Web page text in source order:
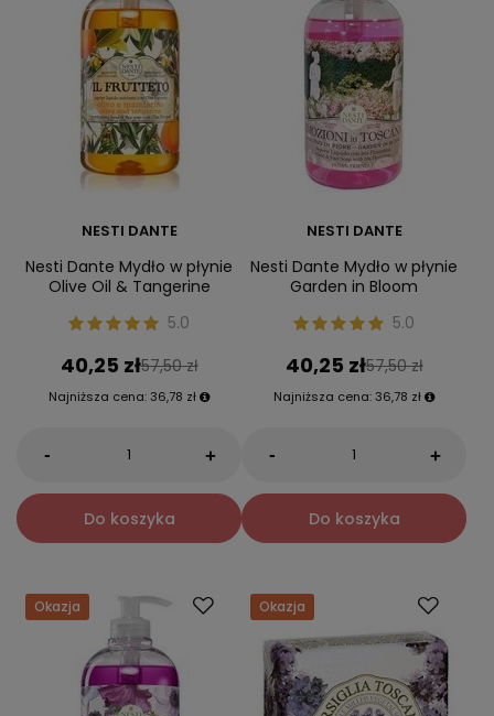
NESTI DANTE
Nesti Dante Mydło w płynie
Olive Oil & Tangerine
5.0
40,25 zł57,50 zł
Najniższa cena: 36,78 zł
- +
Do koszyka
NESTI DANTE
Nesti Dante Mydło w płynie
Garden in Bloom
5.0
40,25 zł57,50 zł
Najniższa cena: 36,78 zł
- +
Do koszyka
Okazja Okazja